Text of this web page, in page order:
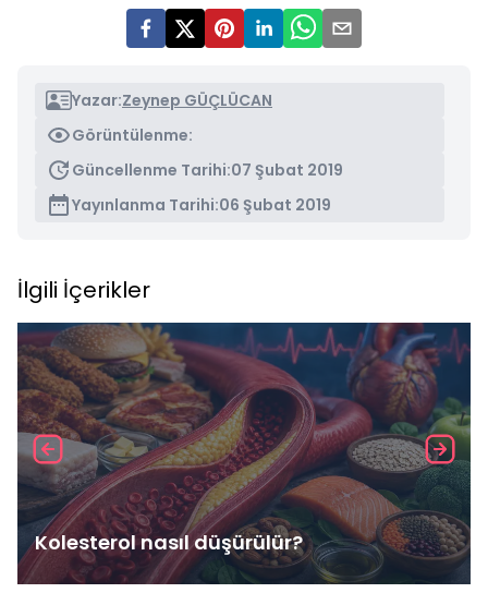
Yazar:Zeynep GÜÇLÜCAN
Görüntülenme:
Güncellenme Tarihi:07 Şubat 2019
Yayınlanma Tarihi:06 Şubat 2019
İlgili İçerikler
Kolesterol nasıl düşürülür?